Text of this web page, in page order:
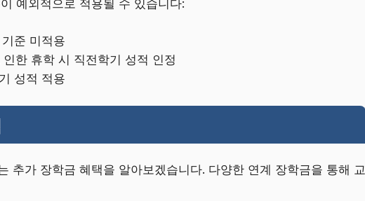
예외적으로 적용될 수 있습니다:
준 미적용
한 휴학 시 직전학기 성적 인정
성적 적용
추가 장학금 혜택을 알아보겠습니다. 다양한 연계 장학금을 통해 교